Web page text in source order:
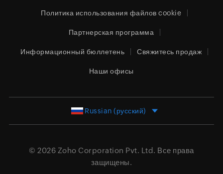
Политика использования файлов cookie
Партнерская программа
Информационный бюллетень Свяжитесь продаж
Наши офисы
Russian (русский)
© 2026 Zoho Corporation Pvt. Ltd. Все права
защищены.